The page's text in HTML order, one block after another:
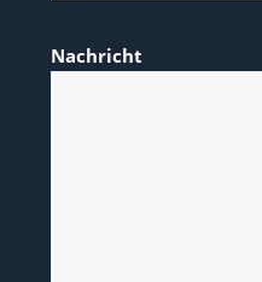
Nachricht